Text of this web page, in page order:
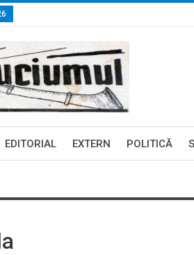
EDITORIAL EXTERN POLITICĂ